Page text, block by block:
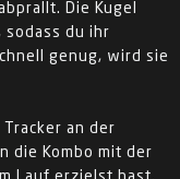
Die Kugel
sodass du ihr
genug, wird sie
Tracker an der
die Kombo mit der